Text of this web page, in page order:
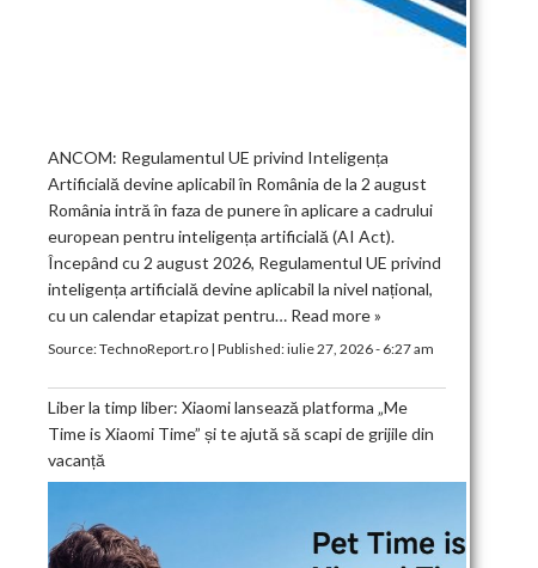
ANCOM: Regulamentul UE privind Inteligența
Artificială devine aplicabil în România de la 2 august
România intră în faza de punere în aplicare a cadrului
european pentru inteligența artificială (AI Act).
Începând cu 2 august 2026, Regulamentul UE privind
inteligența artificială devine aplicabil la nivel național,
cu un calendar etapizat pentru… Read more »
Source:TechnoReport.ro| Published:iulie 27, 2026 - 6:27 am
Liber la timp liber: Xiaomi lansează platforma „Me
Time is Xiaomi Time” și te ajută să scapi de grijile din
vacanță